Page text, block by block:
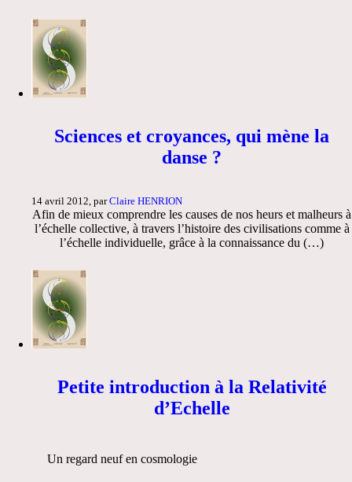
Sciences et croyances, qui mène la
danse ?
14 avril 2012, parClaire HENRION
Afin de mieux comprendre les causes de nos heurs et malheurs à
l’échelle collective, à travers l’histoire des civilisations comme à
l’échelle individuelle, grâce à la connaissance du (…)
Petite introduction à la Relativité
d’Echelle
Un regard neuf en cosmologie